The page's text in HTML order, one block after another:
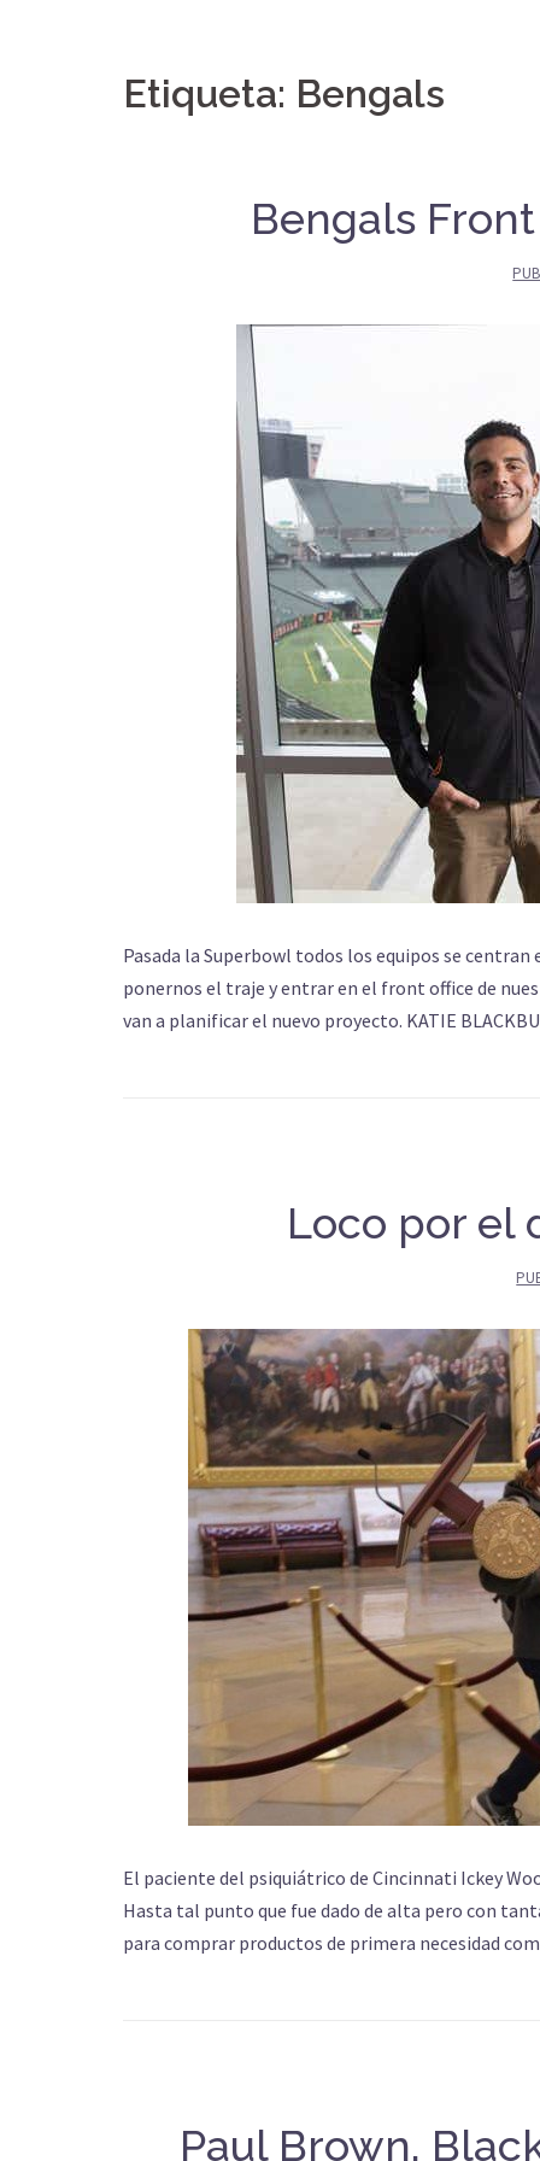
Etiqueta: Bengals
Bengals
Pasada la Superbowl todos los equipos se
ponernos el traje y entrar en el front office de
van a planificar el nuevo proyecto. KATIE
Loco por el
El paciente del psiquiátrico de Cincinnati Ickey
Hasta tal punto que fue dado de alta pero con
para comprar productos de primera necesidad
Paul Brown.